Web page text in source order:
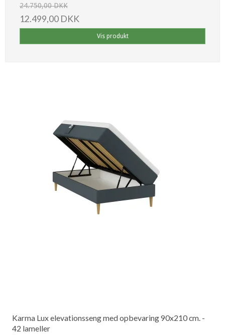
24.750,00 DKK
12.499,00 DKK
Vis produkt
Karma Lux elevationsseng med opbevaring 90x210 cm. -
42 lameller